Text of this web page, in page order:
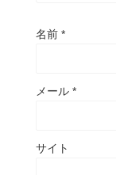
名前 *
メール *
サイト